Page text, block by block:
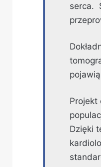
serca.
Projekt
Dzięki